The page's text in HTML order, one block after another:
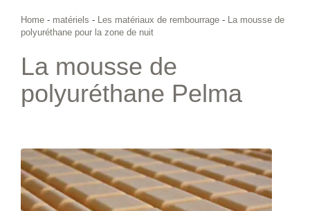
Home - matériels - Les matériaux de rembourrage - La mousse de
polyuréthane pour la zone de nuit
La mousse de
polyuréthane Pelma